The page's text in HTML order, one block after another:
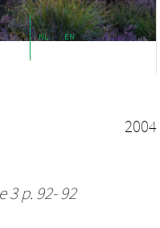
NL EN
2004
3 p. 92- 92